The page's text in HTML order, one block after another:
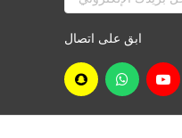
ابق على اتصال